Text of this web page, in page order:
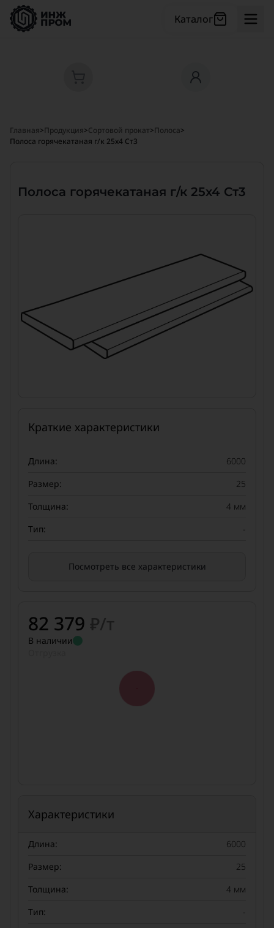
Каталог
Главная>Продукция>Сортовой прокат>Полоса>
Полоса горячекатаная г/к 25х4 Ст3
Полоса горячекатаная г/к 25х4 Ст3
Краткие характеристики
Длина:
6000
Размер:
25
Толщина:
4 мм
Тип:
-
Посмотреть все характеристики
82 379 ₽/т
В наличии
Характеристики
Длина:
6000
Размер:
25
Толщина:
4 мм
Тип:
-